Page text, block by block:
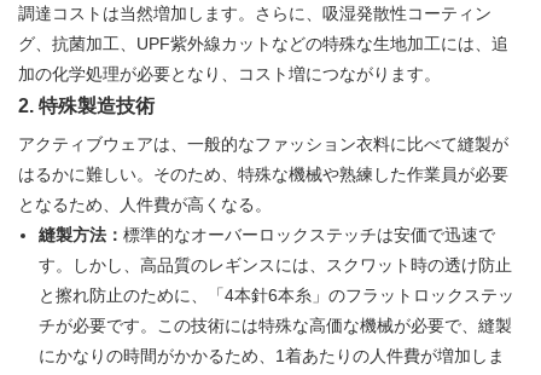
調達コストは当然増加します。さらに、吸湿発散性コーティン
グ、抗菌加工、UPF紫外線カットなどの特殊な生地加工には、追
加の化学処理が必要となり、コスト増につながります。
2. 特殊製造技術
アクティブウェアは、一般的なファッション衣料に比べて縫製が
はるかに難しい。そのため、特殊な機械や熟練した作業員が必要
となるため、人件費が高くなる。
縫製方法： 標準的なオーバーロックステッチは安価で迅速で
す。しかし、高品質のレギンスには、スクワット時の透け防止
と擦れ防止のために、「4本針6本糸」のフラットロックステッ
チが必要です。この技術には特殊な高価な機械が必要で、縫製
にかなりの時間がかかるため、1着あたりの人件費が増加しま